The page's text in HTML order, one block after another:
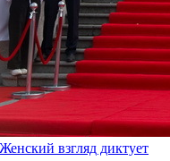
взгляд диктует